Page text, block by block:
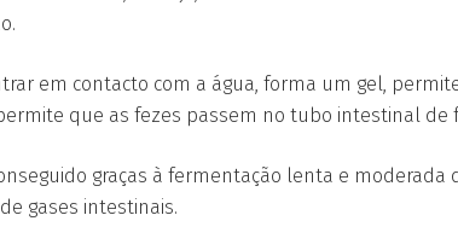
em contacto com a água, forma um gel,
que as fezes passem no tubo intestinal de
graças à fermentação lenta e moderada
gases intestinais.